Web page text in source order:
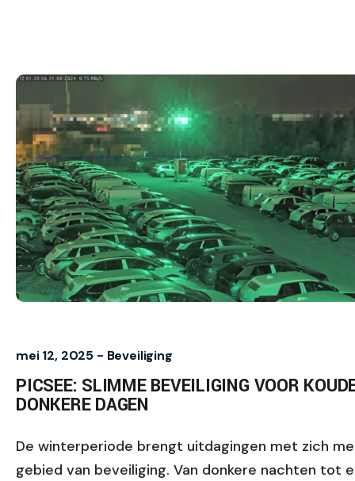
mei 12, 2025 - Beveiliging
PICSEE: SLIMME BEVEILIGING VOOR
DONKERE DAGEN
De winterperiode brengt uitdagingen met zich
gebied van beveiliging. Van donkere nachten tot